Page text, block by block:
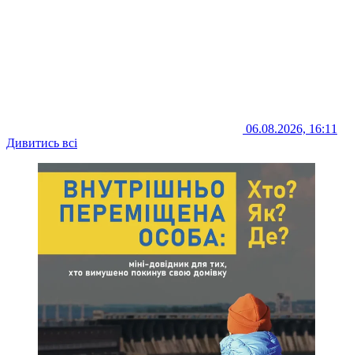
06.08.2026, 16:11
Дивитись всі